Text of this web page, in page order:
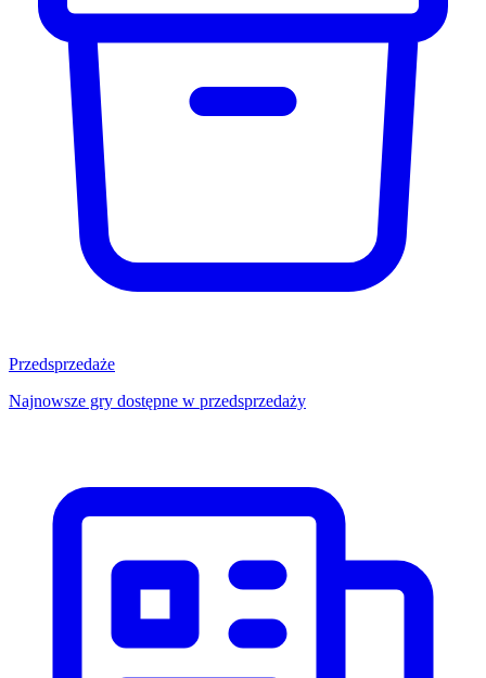
Przedsprzedaże
Najnowsze gry dostępne w przedsprzedaży